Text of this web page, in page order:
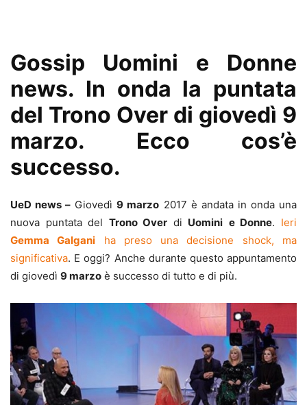
Gossip Uomini e Donne
news. In onda la puntata
del Trono Over di giovedì 9
marzo. Ecco cos’è
successo.
UeD news – Giovedì9 marzo 2017 è andata in onda una
nuova puntata del Trono Over di Uomini e Donne. Ieri
Gemma Galgani ha preso una decisione shock, ma
significativa. E oggi? Anche durante questo appuntamento
di giovedì 9 marzo è successo di tutto e di più.